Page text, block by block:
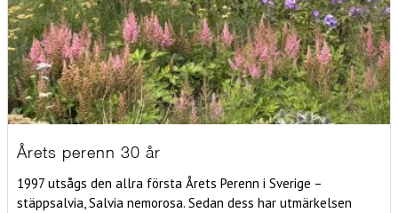
Årets perenn 30 år
1997 utsågs den allra första Årets Perenn i Sverige –
stäppsalvia, Salvia nemorosa. Sedan dess har utmärkelsen